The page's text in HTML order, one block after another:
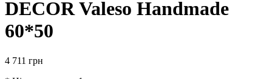
DECOR Valeso Handmade
60*50
4 711 грн